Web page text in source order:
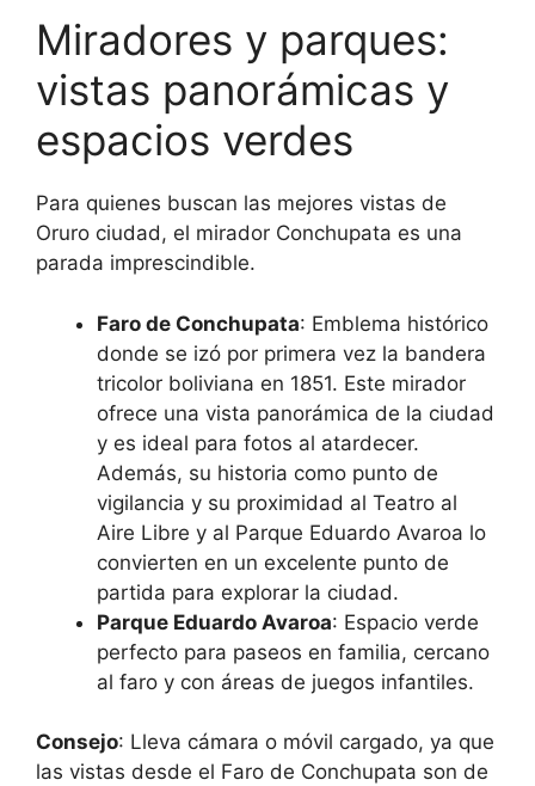
Miradores y parques:
vistas panorámicas y
espacios verdes
Para quienes buscan las mejores vistas de
Oruro ciudad, el mirador Conchupata es una
parada imprescindible.
Faro de Conchupata: Emblema histórico
donde se izó por primera vez la bandera
tricolor boliviana en 1851. Este mirador
ofrece una vista panorámica de la ciudad
y es ideal para fotos al atardecer.
Además, su historia como punto de
vigilancia y su proximidad al Teatro al
Aire Libre y al Parque Eduardo Avaroa lo
convierten en un excelente punto de
partida para explorar la ciudad.
Parque Eduardo Avaroa: Espacio verde
perfecto para paseos en familia, cercano
al faro y con áreas de juegos infantiles.
Consejo: Lleva cámara o móvil cargado, ya que
las vistas desde el Faro de Conchupata son de